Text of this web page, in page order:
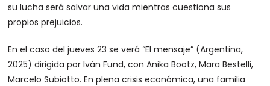
su lucha será salvar una vida mientras cuestiona sus
propios prejuicios.
En el caso del jueves 23 se verá “El mensaje” (Argentina,
2025) dirigida por Iván Fund, con Anika Bootz, Mara Bestelli,
Marcelo Subiotto. En plena crisis económica, una familia